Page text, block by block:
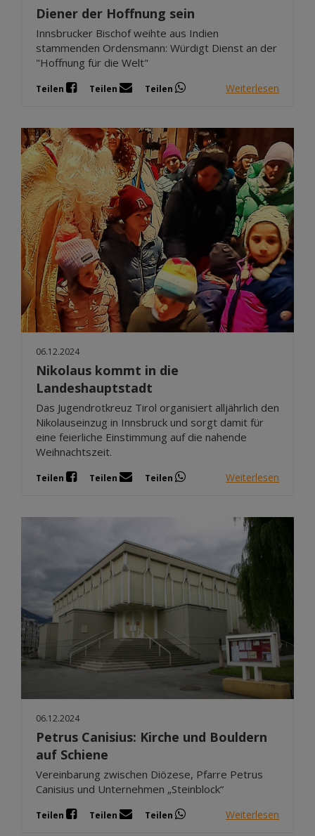
Diener der Hoffnung sein
Innsbrucker Bischof weihte aus Indien
stammenden Ordensmann: Würdigt Dienst an der
"Hoffnung für die Welt"
Teilen Teilen Teilen Weiterlesen
06.12.2024
Nikolaus kommt in die
Landeshauptstadt
Das Jugendrotkreuz Tirol organisiert alljährlich den
Nikolauseinzug in Innsbruck und sorgt damit für
eine feierliche Einstimmung auf die nahende
Weihnachtszeit.
Teilen Teilen Teilen Weiterlesen
06.12.2024
Petrus Canisius: Kirche und Bouldern
auf Schiene
Vereinbarung zwischen Diözese, Pfarre Petrus
Canisius und Unternehmen „Steinblock“
Teilen Teilen Teilen Weiterlesen